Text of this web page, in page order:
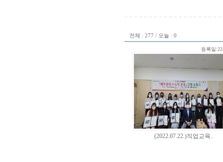
전체 : 277 / 오늘 : 0
등록일
(2022.07.22.)직업교육..